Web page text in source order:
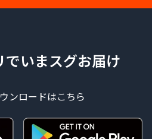
でいまスグお届け
ンロードはこちら